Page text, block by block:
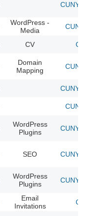
CUNY
WordPress -
Media
CV
Domain
Mapping
CUNY
WordPress
Plugins
CUNY
SEO CUNY
WordPress
Plugins
CUNY
Email
Invitations